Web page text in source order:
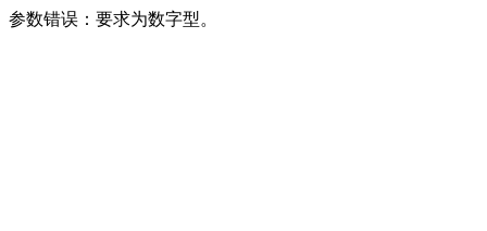
参数错误：要求为数字型。